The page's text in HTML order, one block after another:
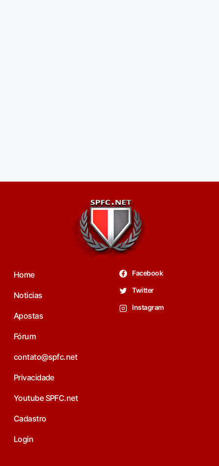
Home
Noticias
Apostas
Fórum
contato@spfc.net
Privacidade
Youtube SPFC.net
Cadastro
Login
Facebook
Twitter
Instagram